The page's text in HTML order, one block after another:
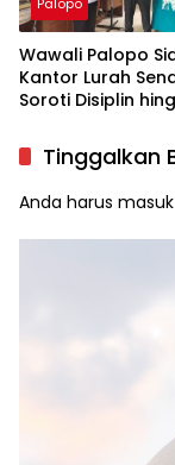
Palopo
Wawali Palopo
Kantor Lurah
Soroti Disiplin
Tinggalkan
Anda harus masuk